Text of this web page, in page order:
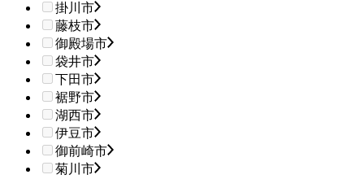
掛川市
藤枝市
御殿場市
袋井市
下田市
裾野市
湖西市
伊豆市
御前崎市
菊川市